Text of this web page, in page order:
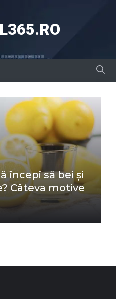
începi să bei și
Câteva motive